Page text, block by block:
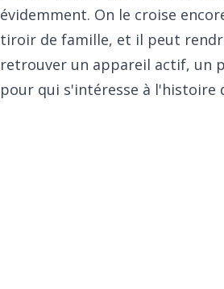
évidemment. On le croise
tiroir de famille, et il peut
retrouver un appareil actif, un
pour qui s'intéresse à l'histoire